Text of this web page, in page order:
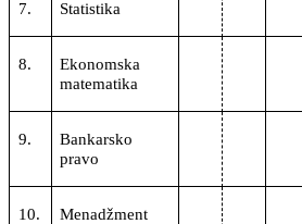
7. Statistika
8.
Ekonomska
matematika
9.
Bankarsko
pravo
10. Menadžment